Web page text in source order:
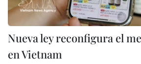
Nueva ley reconfigura el
en Vietnam